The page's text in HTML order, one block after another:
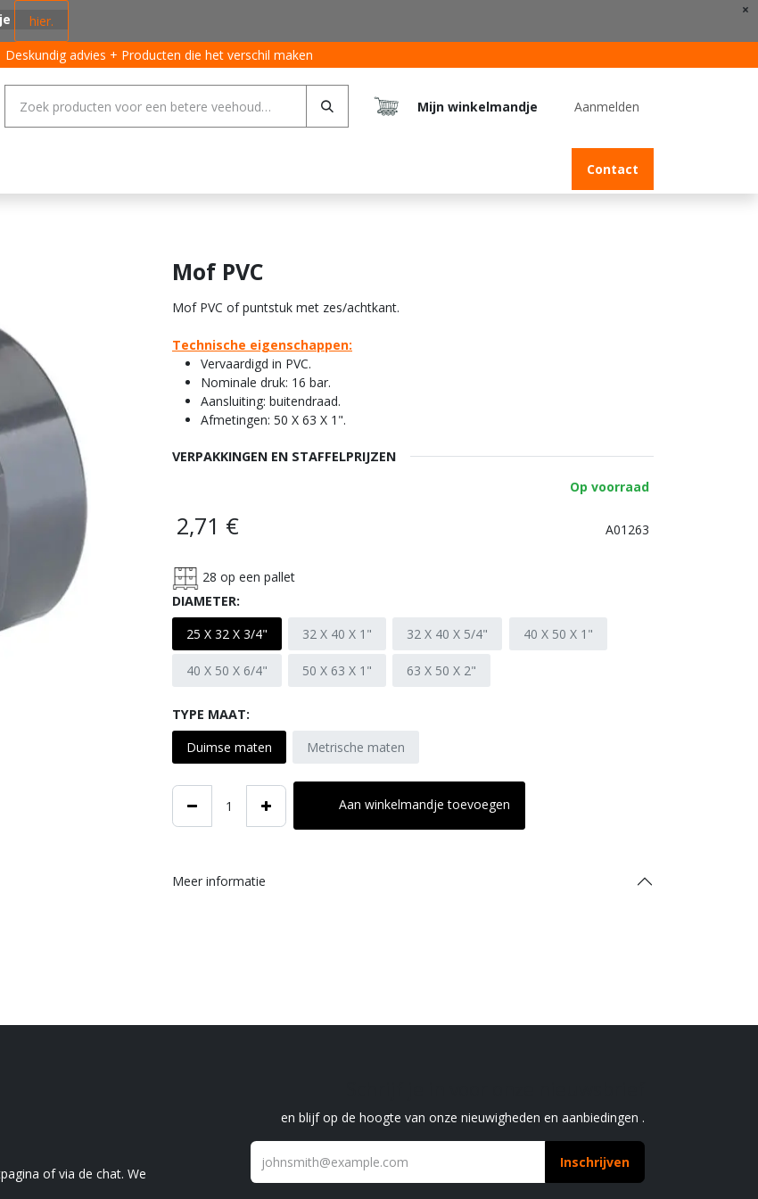
×
hier.
Deskundig advies + Producten die het verschil maken
Mijn winkelmandje Aanmelden
Contact
Mof PVC
Mof PVC of puntstuk met zes/achtkant.
Technische eigenschappen:
Vervaardigd in PVC.
Nominale druk: 16 bar.
Aansluiting: buitendraad.
Afmetingen: 50 X 63 X 1".
VERPAKKINGEN EN STAFFELPRIJZEN
Op voorraad
2,71 € A01263
28 op een pallet
DIAMETER:
25 X 32 X 3/4"
32 X 40 X 1" 32 X 40 X 5/4" 40 X 50 X 1"
40 X 50 X 6/4" 50 X 63 X 1" 63 X 50 X 2"
TYPE MAAT:
Duimse maten
Metrische maten
Aan winkelmandje toevoegen
Meer informatie
en blijf op de hoogte van onze nieuwigheden en aanbiedingen .
Inschrijven
of via de chat. We